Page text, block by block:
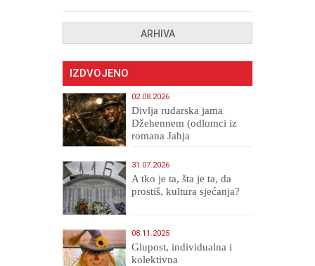
ARHIVA
IZDVOJENO
02.08.2026
Divlja rudarska jama
Džehennem (odlomci iz
romana Jahja
31.07.2026
A tko je ta, šta je ta, da
prostiš, kultura sjećanja?
08.11.2025
Glupost, individualna i
kolektivna